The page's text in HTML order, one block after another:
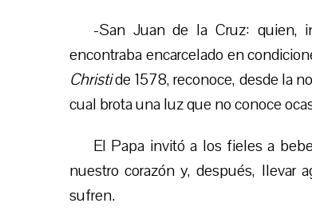
-San Juan de la Cruz: quien,
encontraba encarcelado en
Christide 1578, reconoce, desde la
cual brota una luz que no conoce
El Papa invitó a los fieles a
nuestro corazón y, después, llevar
sufren.